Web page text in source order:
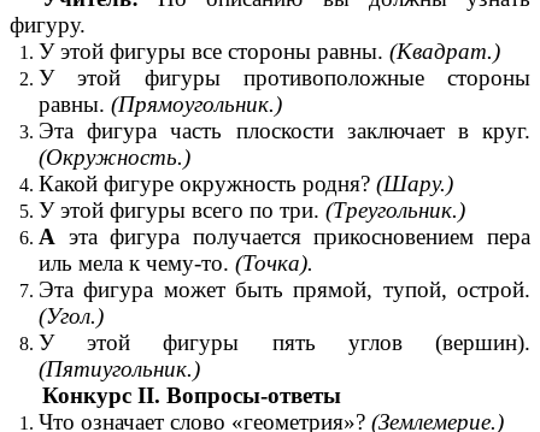
фигуру.
У этой фигуры все стороны равны. (Квадрат.)
У этой фигуры противоположные стороны
равны. (Прямоугольник.)
Эта фигура часть плоскости заключает в круг.
(Окружность.)
Какой фигуре окружность родня? (Шару.)
У этой фигуры всего по три. (Треугольник.)
А эта фигура получается прикосновением пера
иль мела к чему-то. (Точка).
Эта фигура может быть прямой, тупой, острой.
(Угол.)
У этой фигуры пять углов (вершин).
(Пятиугольник.)
Конкурс II. Вопросы-ответы
Что означает слово «геометрия»? (Землемерие.)